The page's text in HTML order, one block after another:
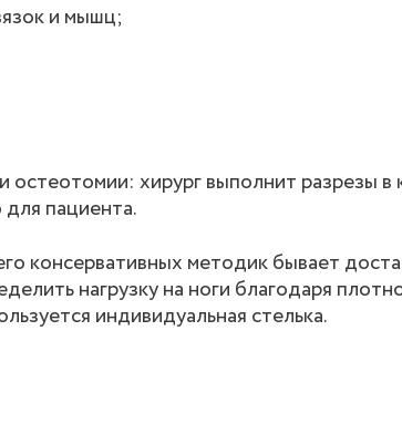
и мышц;
хирург выполнит разрезы в
пациента.
консервативных методик бывает
нагрузку на ноги благодаря
индивидуальная стелька.